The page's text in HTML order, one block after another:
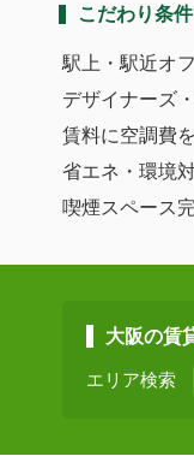
こだわり条
駅上・駅近オ
デザイナーズ
賃料に空調費
省エネ・環境
喫煙スペース
大阪の賃
エリア検索